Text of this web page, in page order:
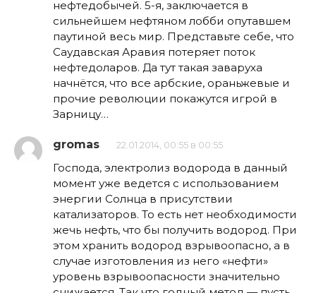
нефтедобычей. 5-я, заключается в
сильнейшем нефтяном лобби опутавшем
паутиной весь мир. Представьте себе, что
Саудавская Аравия потеряет поток
нефтедоларов. Да тут такая заваруха
начнётся, что все арбские, ораньжевые и
прочие революции покажутся игрой в
Зарницу…
gromas 22.01.2014, 00:55 в 00:55
Господа, электролиз водорода в данный
момент уже ведется с использованием
энергии Солнца в присутствии
катализаторов. То есть нет необходимости
жечь нефть, что бы получить водород. При
этом хранить водород взрывоопасно, а в
случае изготовления из него «нефти»
уровень взрывоопасности значительно